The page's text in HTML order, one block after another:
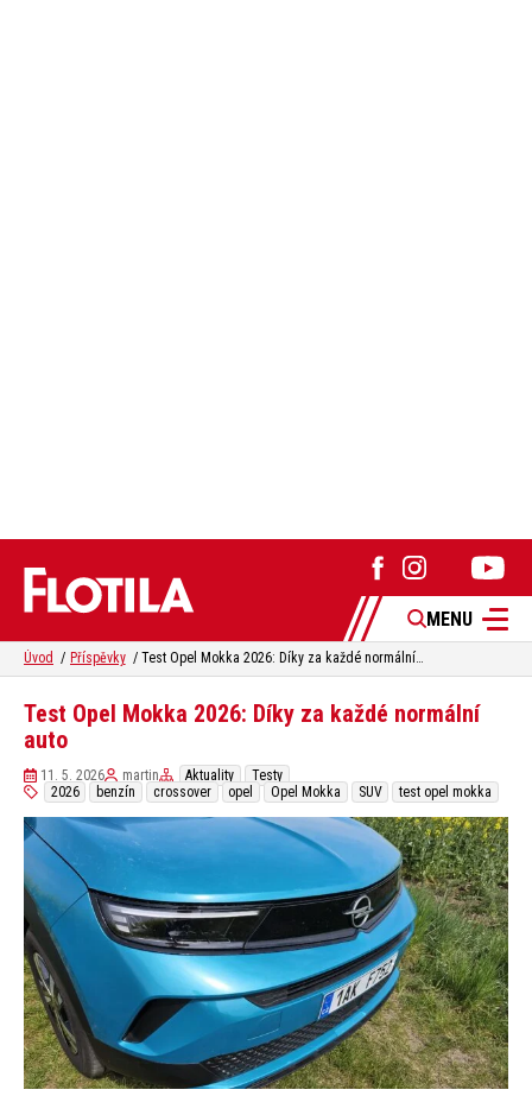
MENU
Úvod Příspěvky Test Opel Mokka 2026: Díky za každé normální auto
Test Opel Mokka 2026: Díky za každé normální
auto
11. 5. 2026 martin Aktuality
Testy
2026
benzín crossover opel Opel Mokka SUV test opel mokka